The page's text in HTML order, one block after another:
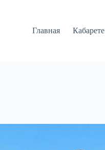
Главная
Кабарете